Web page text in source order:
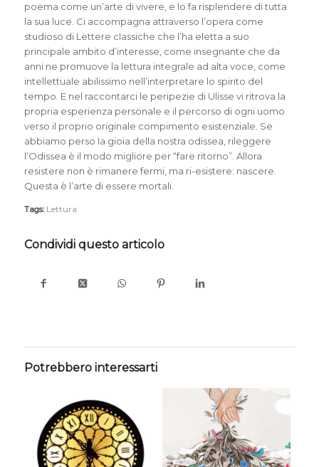
poema come un’arte di vivere, e lo fa risplendere di tutta
la sua luce. Ci accompagna attraverso l’opera come
studioso di Lettere classiche che l’ha eletta a suo
principale ambito d’interesse, come insegnante che da
anni ne promuove la lettura integrale ad alta voce, come
intellettuale abilissimo nell’interpretare lo spirito del
tempo. E nel raccontarci le peripezie di Ulisse vi ritrova la
propria esperienza personale e il percorso di ogni uomo
verso il proprio originale compimento esistenziale. Se
abbiamo perso la gioia della nostra odissea, rileggere
l’Odissea è il modo migliore per “fare ritorno”. Allora
resistere non è rimanere fermi, ma ri-esistere: nascere.
Questa è l’arte di essere mortali.
Tags: Lettura
Condividi questo articolo
Potrebbero interessarti